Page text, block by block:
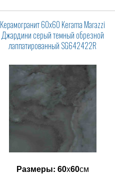
Керамогранит 60x60 Kerama Marazzi
Джардини серый темный обрезной
лаппатированный SG642422R
Размеры: 60x60см